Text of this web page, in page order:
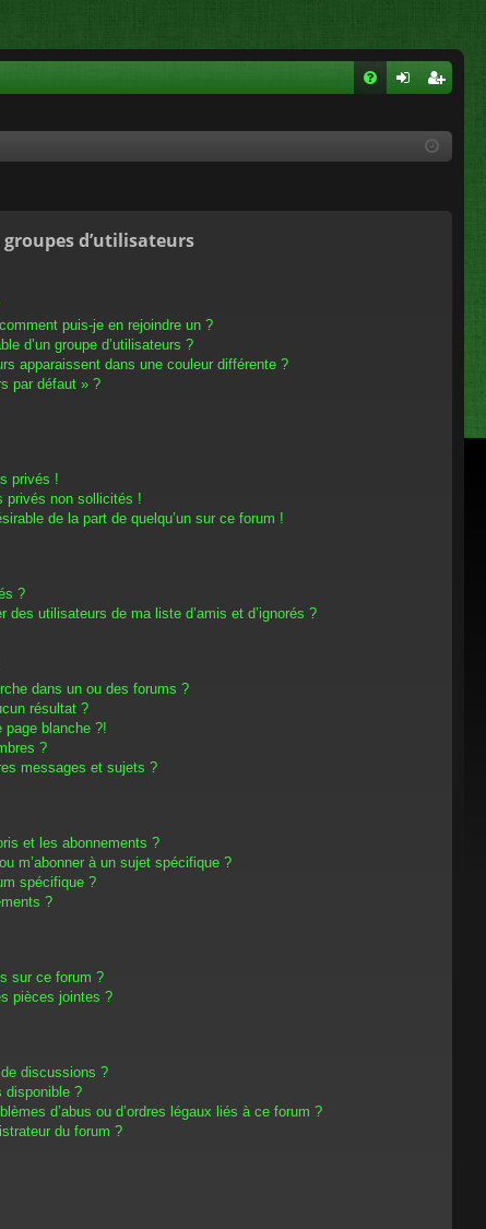
cri
d’utilisateurs
puis-je en rejoindre un ?
d’un groupe d’utilisateurs ?
apparaissent dans une couleur différente ?
par défaut » ?
privés !
privés non sollicités !
de la part de quelqu’un sur ce forum !
?
des utilisateurs de ma liste d’amis et d’ignorés ?
dans un ou des forums ?
résultat ?
page blanche ?!
?
messages et sujets ?
et les abonnements ?
m’abonner à un sujet spécifique ?
spécifique ?
?
sur ce forum ?
pièces jointes ?
discussions ?
disponible ?
d’abus ou d’ordres légaux liés à ce forum ?
du forum ?